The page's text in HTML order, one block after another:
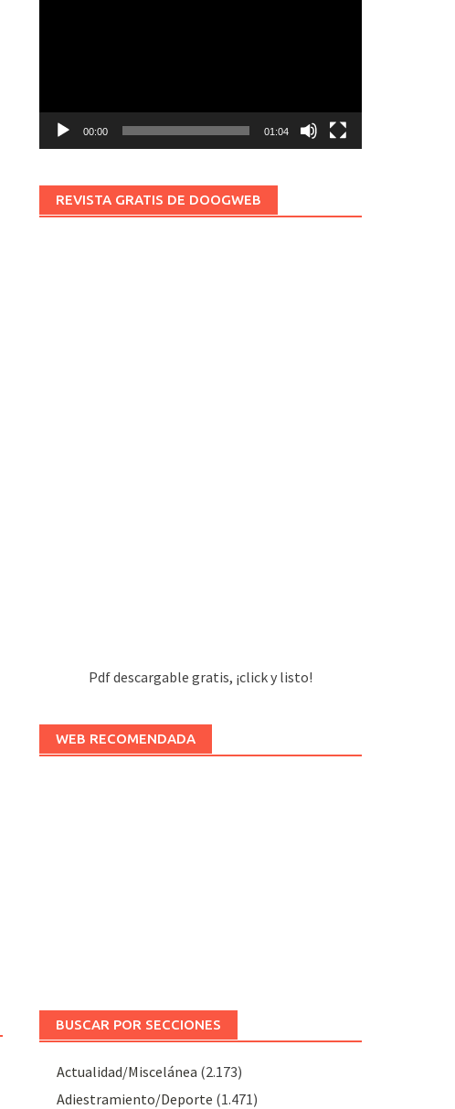
00:00 01:04
REVISTA GRATIS DE DOOGWEB
Pdf descargable gratis, ¡click y listo!
WEB RECOMENDADA
BUSCAR POR SECCIONES
Actualidad/Miscelánea (2.173)
Adiestramiento/Deporte (1.471)